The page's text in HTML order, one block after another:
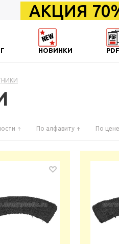
АКЦИЯ
НОВИНКИ
PDF
По алфавиту По цене